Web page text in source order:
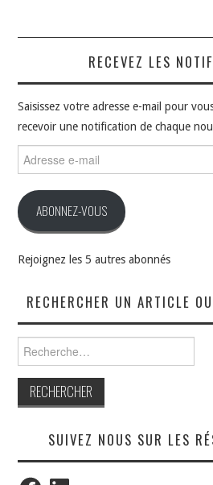
RECEVEZ LES
Saisissez votre adresse e-mail pour
recevoir une notification de chaque
e-
ABONNEZ-VOUS
Rejoignez les 5 autres abonnés
RECHERCHER UN ARTICLE
SUIVEZ NOUS SUR LES
FacebookLinkedIn